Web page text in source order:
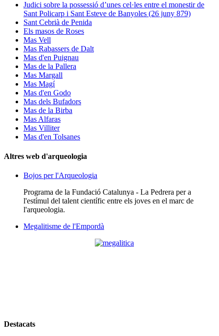
Judici sobre la possessió d’unes cel·les entre el monestir de
Sant Policarp i Sant Esteve de Banyoles (26 juny 879)
Sant Cebrià de Penida
Els masos de Roses
Mas Vell
Mas Rabassers de Dalt
Mas d'en Puignau
Mas de la Pallera
Mas Margall
Mas Magí
Mas d'en Godo
Mas dels Bufadors
Mas de la Birba
Mas Alfaras
Mas Villiter
Mas d'en Tolsanes
Altres web d'arqueologia
Bojos per l'Arqueologia
Programa de la Fundació Catalunya - La Pedrera per a
l'estímul del talent científic entre els joves en el marc de
l'arqueologia.
Megalitisme de l'Empordà
Destacats